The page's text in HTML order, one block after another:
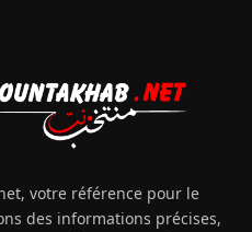
votre référence pour le
des informations précises,